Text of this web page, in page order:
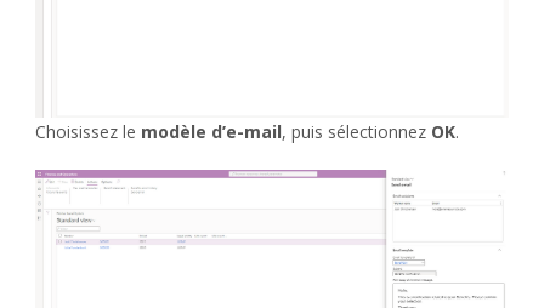
Choisissez le modèle d’e-mail, puis sélectionnez OK.